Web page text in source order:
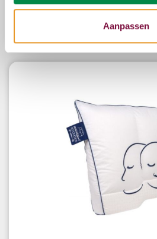
Aanpassen